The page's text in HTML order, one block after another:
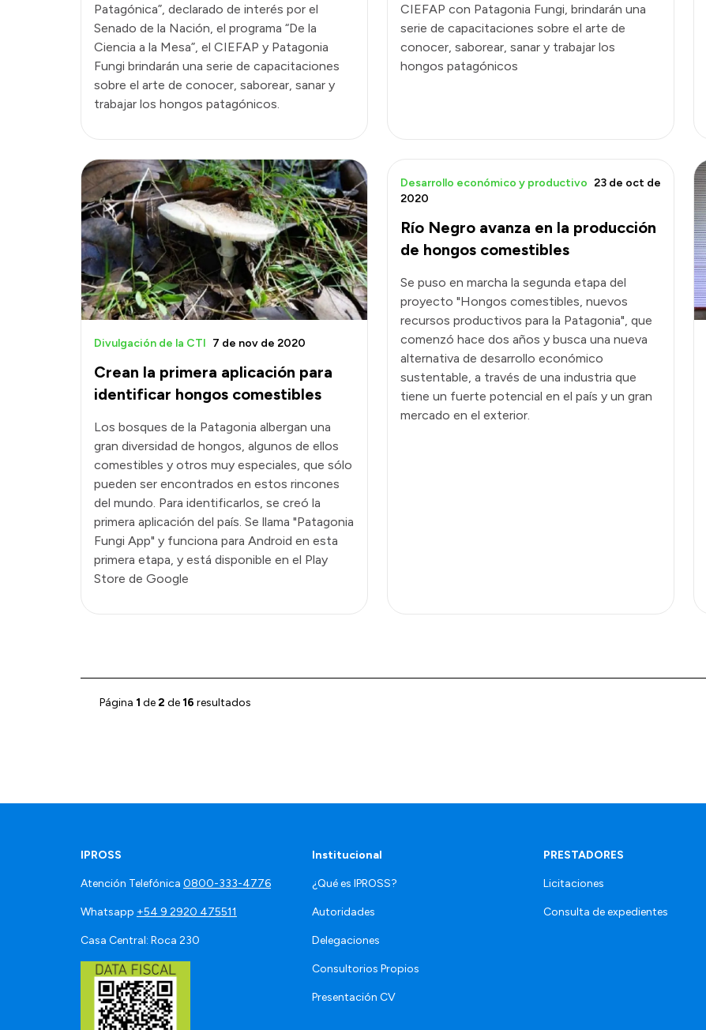
Patagónica”, declarado de interés por el
Senado de la Nación, el programa “De la
Ciencia a la Mesa”, el CIEFAP y Patagonia
Fungi brindarán una serie de capacitaciones
sobre el arte de conocer, saborear, sanar y
trabajar los hongos patagónicos.
CIEFAP con Patagonia Fungi, brindarán una
serie de capacitaciones sobre el arte de
conocer, saborear, sanar y trabajar los
hongos patagónicos
Crean la primera aplicación para
identificar hongos comestibles
Divulgación de la CTI 7 de nov de 2020
Los bosques de la Patagonia albergan una
gran diversidad de hongos, algunos de ellos
comestibles y otros muy especiales, que sólo
pueden ser encontrados en estos rincones
del mundo. Para identificarlos, se creó la
primera aplicación del país. Se llama "Patagonia
Fungi App" y funciona para Android en esta
primera etapa, y está disponible en el Play
Store de Google
Río Negro avanza en la producción
de hongos comestibles
Desarrollo económico y productivo 23 de oct de
2020
Se puso en marcha la segunda etapa del
proyecto "Hongos comestibles, nuevos
recursos productivos para la Patagonia", que
comenzó hace dos años y busca una nueva
alternativa de desarrollo económico
sustentable, a través de una industria que
tiene un fuerte potencial en el país y un gran
mercado en el exterior.
Página 1 de2 de 16 resultados
IPROSS
Atención Telefónica 0800-333-4776
Whatsapp +54 9 2920 475511
Casa Central: Roca 230
Institucional
¿Qué es IPROSS?
Autoridades
Delegaciones
Consultorios Propios
Presentación CV
PRESTADORES
Licitaciones
Consulta de expedientes